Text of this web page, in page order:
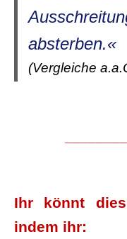
absterben.«
(Vergleiche
Ihr könnt dies
indem ihr: